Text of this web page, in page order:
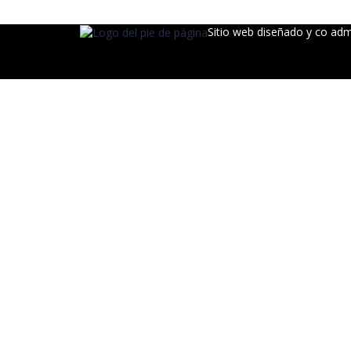
Sitio web diseñado y co